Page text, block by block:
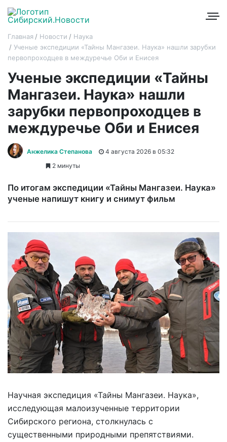
Главная Новости
Наука
Ученые экспедиции «Тайны Мангазеи. Наука» нашли зарубки
первопроходцев в междуречье Оби и Енисея
Ученые экспедиции «Тайны
Мангазеи. Наука» нашли
зарубки первопроходцев в
междуречье Оби и Енисея
Анжелика Степанова
4 августа 2026 в 05:32
2 минуты
По итогам экспедиции «Тайны Мангазеи. Наука»
ученые напишут книгу и снимут фильм
Научная экспедиция «Тайны Мангазеи. Наука»,
исследующая малоизученные территории
Сибирского региона, столкнулась с
существенными природными препятствиями.